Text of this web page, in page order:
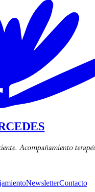
Acompañamiento
NewsletterContacto